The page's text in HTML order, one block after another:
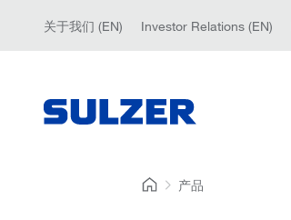
关于我们 (EN) Investor Relations (EN)
产品